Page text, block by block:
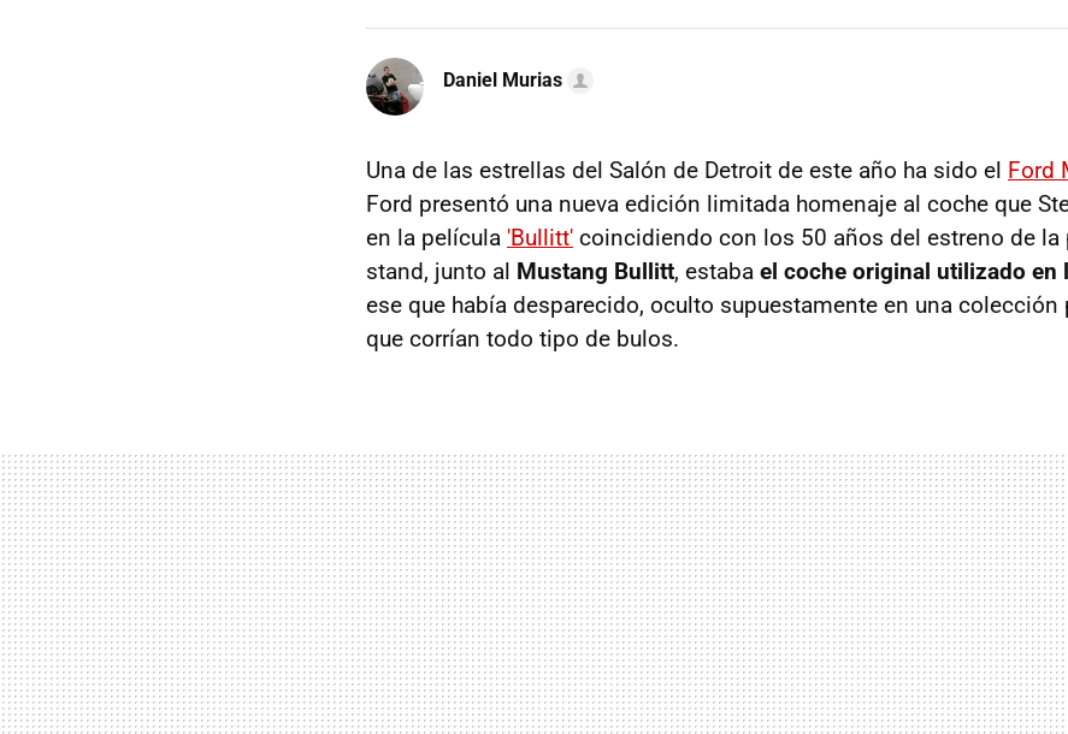
Daniel Murias
Una de las estrellas del Salón de Detroit de este año ha sido el Ford
Ford presentó una nueva edición limitada homenaje al coche que
en la película 'Bullitt' coincidiendo con los 50 años del estreno de la
stand, junto al Mustang Bullitt, estaba el coche original utilizado en
ese que había desparecido, oculto supuestamente en una colección
que corrían todo tipo de bulos.